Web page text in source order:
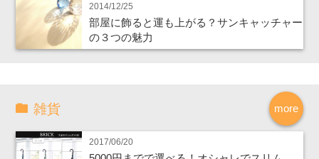
2014/12/25
部屋に飾ると運も上がる？サンキャッチャー
の３つの魅力
more
雑貨
2017/06/20